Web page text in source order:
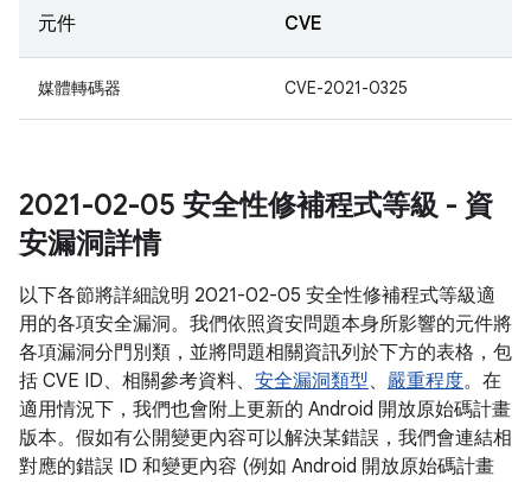
元件 CVE
媒體轉碼器 CVE-2021-0325
2021-02-05 安全性修補程式等級 - 資
安漏洞詳情
以下各節將詳細說明 2021-02-05 安全性修補程式等級適
用的各項安全漏洞。我們依照資安問題本身所影響的元件將
各項漏洞分門別類，並將問題相關資訊列於下方的表格，包
括 CVE ID、相關參考資料、 安全漏洞類型、 嚴重程度。在
適用情況下，我們也會附上更新的 Android 開放原始碼計畫
版本。假如有公開變更內容可以解決某錯誤，我們會連結相
對應的錯誤 ID 和變更內容 (例如 Android 開放原始碼計畫